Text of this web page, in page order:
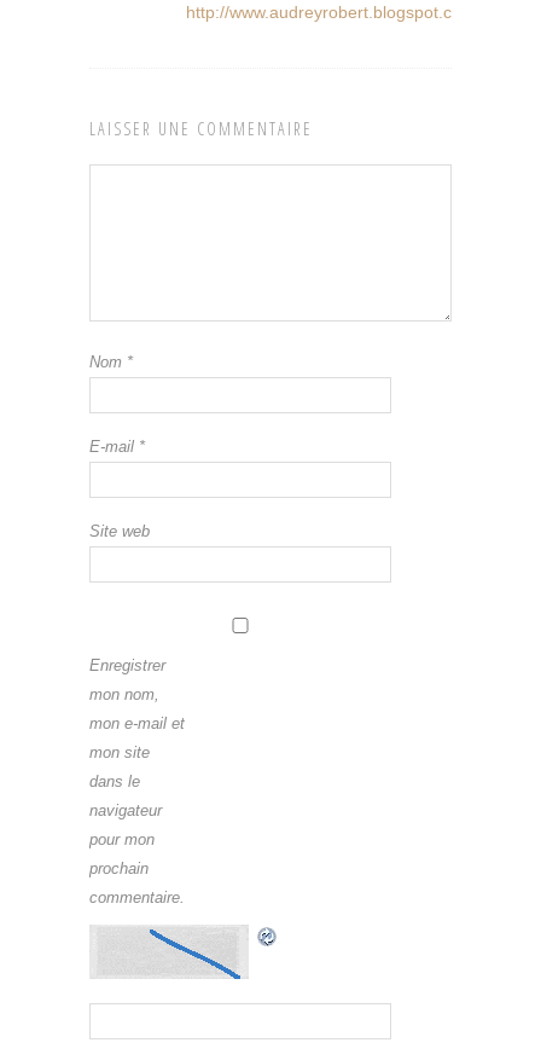
http://www.audreyrobert.blogspot.com
LAISSER UNE COMMENTAIRE
Nom *
E-mail *
Site web
Enregistrer
mon nom,
mon e-mail et
mon site
dans le
navigateur
pour mon
prochain
commentaire.